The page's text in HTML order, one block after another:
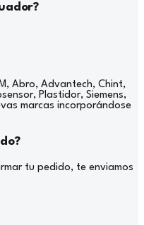
Abro, Advantech, Chint,
Plastidor, Siemens,
marcas incorporándose
tu pedido, te enviamos